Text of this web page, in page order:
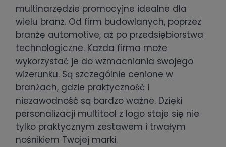
multinarzędzie promocyjne idealne dla
wielu branż. Od firm budowlanych, poprzez
branżę automotive, aż po przedsiębiorstwa
technologiczne. Każda firma może
wykorzystać je do wzmacniania swojego
wizerunku. Są szczególnie cenione w
branżach, gdzie praktyczność i
niezawodność są bardzo ważne. Dzięki
personalizacji multitool z logo staje się nie
tylko praktycznym zestawem i trwałym
nośnikiem Twojej marki.